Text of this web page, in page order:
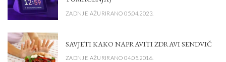
ZADNJE AŽURIRANO 05.04.2023.
SAVJETI KAKO NAPRAVITI ZDRAVI SENDVIČ
ZADNJE AŽURIRANO 04.05.2016.